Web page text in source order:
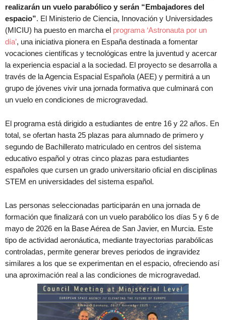
realizarán un vuelo parabólico y serán “Embajadores del
espacio”. El Ministerio de Ciencia, Innovación y Universidades
(MICIU) ha puesto en marcha el programa ‘Astronauta por un
día’, una iniciativa pionera en España destinada a fomentar
vocaciones científicas y tecnológicas entre la juventud y acercar
la experiencia espacial a la sociedad. El proyecto se desarrolla a
través de la Agencia Espacial Española (AEE) y permitirá a un
grupo de jóvenes vivir una jornada formativa que culminará con
un vuelo en condiciones de microgravedad.
El programa está dirigido a estudiantes de entre 16 y 22 años. En
total, se ofertan hasta 25 plazas para alumnado de primero y
segundo de Bachillerato matriculado en centros del sistema
educativo español y otras cinco plazas para estudiantes
españoles que cursen un grado universitario oficial en disciplinas
STEM en universidades del sistema español.
Las personas seleccionadas participarán en una jornada de
formación que finalizará con un vuelo parabólico los días 5 y 6 de
mayo de 2026 en la Base Aérea de San Javier, en Murcia. Este
tipo de actividad aeronáutica, mediante trayectorias parabólicas
controladas, permite generar breves periodos de ingravidez
similares a los que se experimentan en el espacio, ofreciendo así
una aproximación real a las condiciones de microgravedad.